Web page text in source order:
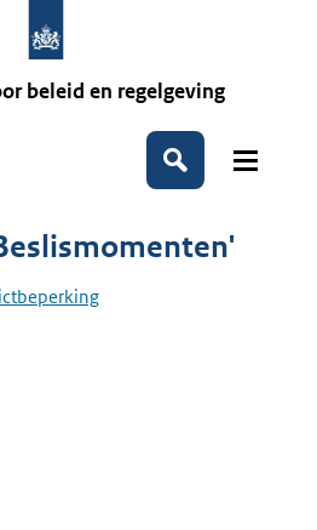
beleid en regelgeving
Zoeken